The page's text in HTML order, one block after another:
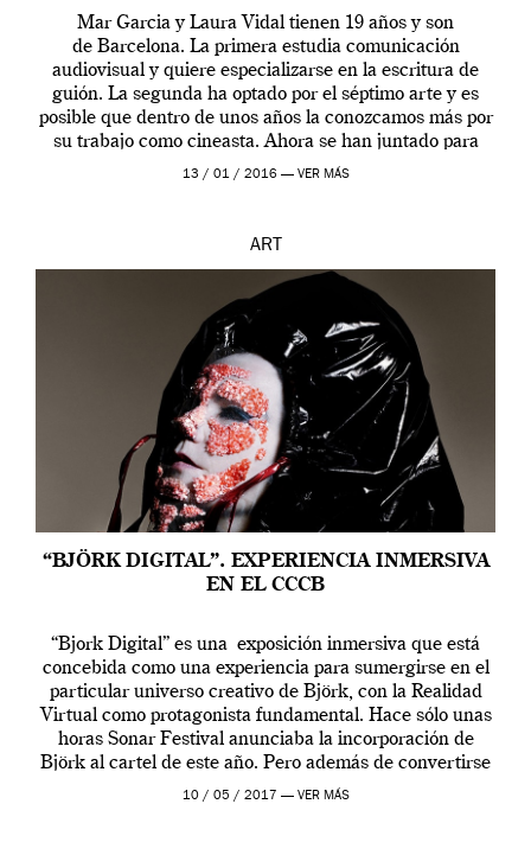
Mar Garcia y Laura Vidal tienen 19 años y son
de Barcelona. La primera estudia comunicación
audiovisual y quiere especializarse en la escritura de
guión. La segunda ha optado por el séptimo arte y es
posible que dentro de unos años la conozcamos más por
su trabajo como cineasta. Ahora se han juntado para
contarnos una […]
13 / 01 / 2016 — VER MÁS
ART
“BJÖRK DIGITAL”. EXPERIENCIA INMERSIVA
EN EL CCCB
“Bjork Digital” es una exposición inmersiva que está
concebida como una experiencia para sumergirse en el
particular universo creativo de Björk, con la Realidad
Virtual como protagonista fundamental. Hace sólo unas
horas Sonar Festival anunciaba la incorporación de
Björk al cartel de este año. Pero además de convertirse
en una de las actuaciones más relevantes […]
10 / 05 / 2017 — VER MÁS